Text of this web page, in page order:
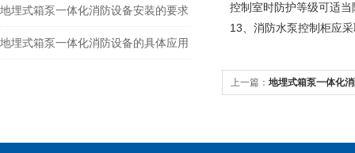
地埋式箱泵一体化消防设备安装的要求
地埋式箱泵一体化消防设备的具体应用
控制室时防护等级可适
13、消防水泵控制柜应
上一篇： 地埋式箱泵一体化